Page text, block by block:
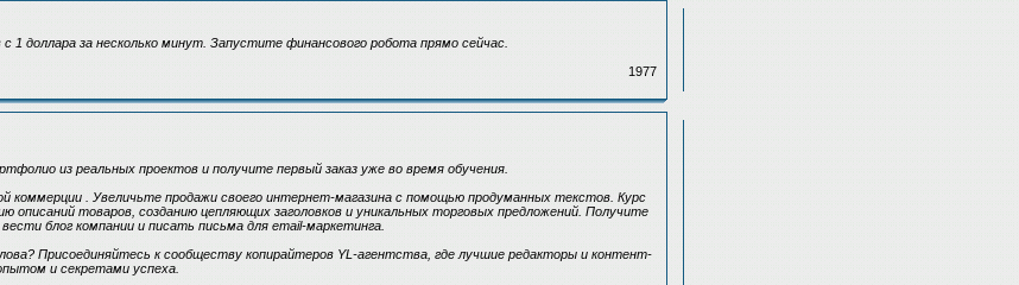
1 доллара за несколько минут. Запустите финансового робота прямо сейчас.
1977
из реальных проектов и получите первый заказ уже во время обучения.
коммерции . Увеличьте продажи своего интернет-магазина с помощью продуманных текстов. Курс
описаний товаров, созданию цепляющих заголовков и уникальных торговых предложений. Получите
блог компании и писать письма для email-маркетинга.
Присоединяйтесь к сообществу копирайтеров YL-агентства, где лучшие редакторы и контент-
и секретами успеха.